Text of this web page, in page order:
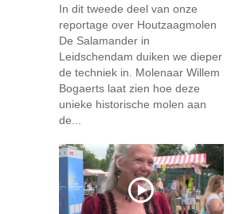
In dit tweede deel van onze
reportage over Houtzaagmolen
De Salamander in
Leidschendam duiken we dieper
de techniek in. Molenaar Willem
Bogaerts laat zien hoe deze
unieke historische molen aan
de...